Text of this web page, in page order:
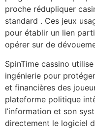
proche rédupliquer
standard . Ces jeux
pour établir un lien
opérer sur de
SpinTime cassino
ingénierie pour
et financières des
plateforme politique
l’information et son
directement le logiciel